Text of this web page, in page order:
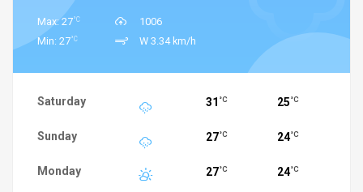
Max: 27°C
Min: 27°C
1006
W 3.34 km/h
Saturday 31 °C 25 °C
Sunday 27°C 24°C
Monday 27°C 24°C